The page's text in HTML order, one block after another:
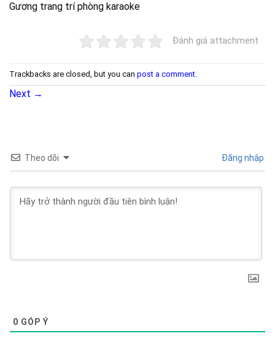
Gương trang trí phòng karaoke
Đánh giá attachment
Trackbacks are closed, but you can post a comment
Next →
Theo dõi Đăng nhập
0 GÓP Ý